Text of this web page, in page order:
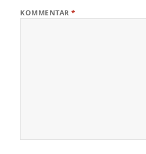
KOMMENTAR*